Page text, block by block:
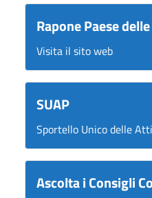
Rapone Paese
Visita il sito web
SUAP
Sportello Unico delle
Ascolta i Consigli